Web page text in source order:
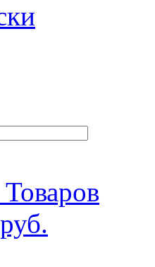
Товаров
руб.